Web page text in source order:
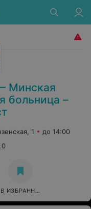
Минская
больница –
1
до 14:00
В ИЗБРАННОЕ